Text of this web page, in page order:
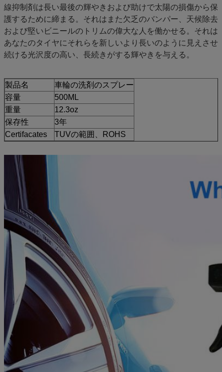
線抑制剤は長い最後の輝やきおよび助けで太陽の損傷から保
護するために締まる。それはまた欠乏のバンパー、天候除去
および堅いビニールのトリムの偉大な人を働かせる。それは
あなたのタイヤにそれらを新しいより長いのように見えさせ
続ける光沢度の高い、長続きがする輝やきを与える。
製品名
車輪の洗剤のスプレー
容量
500ML
重量
12.3oz
保存性
3年
Certifacates
TUVの範囲、ROHS